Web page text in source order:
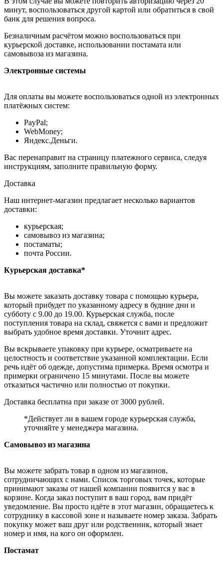
минут, воспользоваться другой картой или обратиться в свой
банк для решения вопроса.
Безналичным расчётом можно воспользоваться при
курьерской доставке, использовании постамата или
самовывоза из магазина.
Электронные системы
Для оплаты вы можете воспользоваться одной из электронных
платёжных систем:
PayPal;
WebMoney;
Яндекс.Деньги.
Вас перенаправит на страницу платежного сервиса, следуя
инструкциям, заполните правильную форму.
Доставка
Наш интернет-магазин предлагает несколько вариантов
доставки:
курьерская;
самовывоз из магазина;
постаматы;
почта России.
Курьерская доставка*
Вы можете заказать доставку товара с помощью курьера,
который прибудет по указанному адресу в будние дни и
субботу с 9.00 до 19.00. Курьерская служба, после
поступления товара на склад, свяжется с вами и предложит
выбрать удобное время доставки. Уточнит адрес.
Вы вскрываете упаковку при курьере, осматриваете на
целостность и соответствие указанной комплектации. Если
речь идёт об одежде, допустима примерка. Время осмотра и
примерки ограничено 15 минутами. После вы можете
отказаться частично или полностью от покупки.
Доставка бесплатна при заказе от 3000 рублей.
*Действует ли в вашем городе курьерская служба,
уточняйте у менеджера магазина.
Самовывоз из магазина
Вы можете забрать товар в одном из магазинов,
сотрудничающих с нами. Список торговых точек, которые
принимают заказы от нашей компании появится у вас в
корзине. Когда заказ поступит в ваш город, вам придёт
уведомление. Вы просто идёте в этот магазин, обращаетесь к
сотруднику в кассовой зоне и называете номер заказа. Забрать
покупку может ваш друг или родственник, который знает
номер и имя, на кого он оформлен.
Постамат